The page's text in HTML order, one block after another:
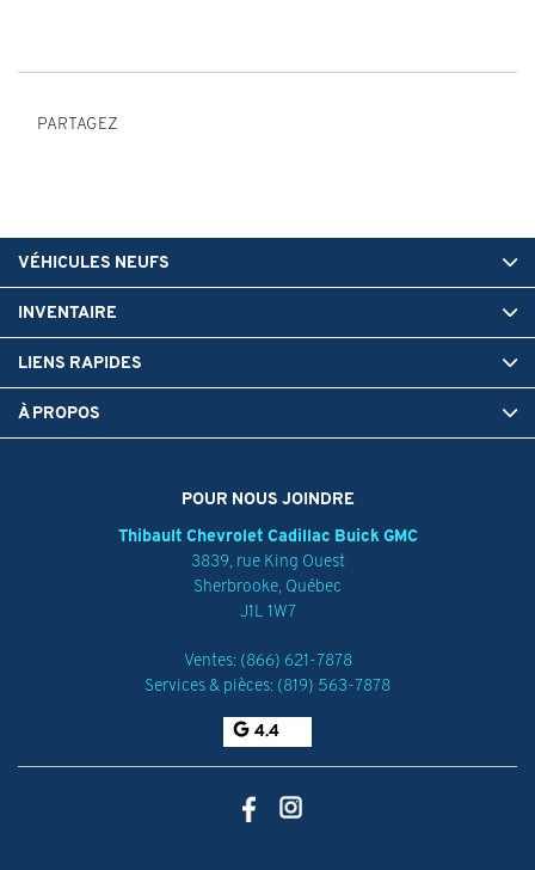
PARTAGEZ
POUR NOUS JOINDRE
Thibault Chevrolet Cadillac Buick GMC
3839, rue King Ouest
Sherbrooke Québec
J1L 1W7
Ventes: (866) 621-7878
Services & pièces: (819) 563-7878
4.4
VÉHICULES NEUFS
INVENTAIRE
LIENS RAPIDES
À PROPOS